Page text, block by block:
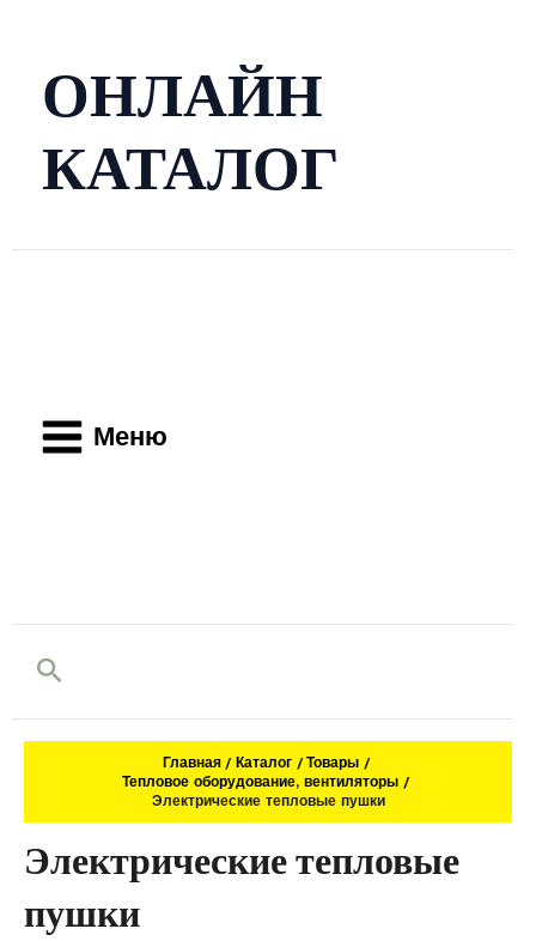
ОНЛАЙН
КАТАЛОГ
Меню
Поиск
Главная Каталог
Товары
Тепловое оборудование, вентиляторы
Электрические тепловые пушки
Электрические тепловые
пушки